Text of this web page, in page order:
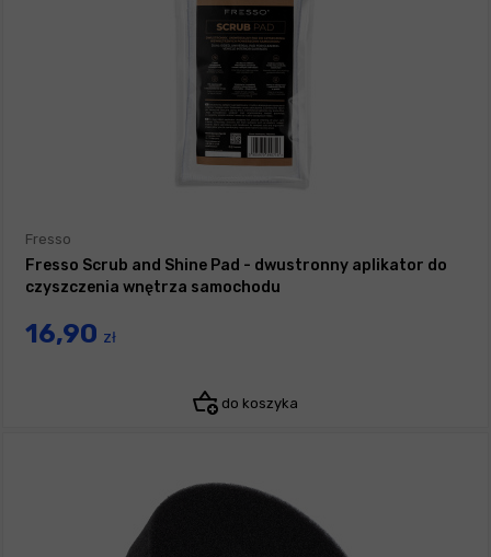
Fresso
Fresso Scrub and Shine Pad - dwustronny aplikator do
czyszczenia wnętrza samochodu
16,90 zł
do koszyka